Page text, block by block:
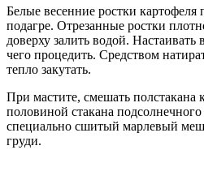
Белые весенние ростки картофеля
подагре. Отрезанные ростки
доверху залить водой. Настаивать
чего процедить. Средством
тепло закутать.
При мастите, смешать полстакана
половиной стакана
специально сшитый марлевый
груди.